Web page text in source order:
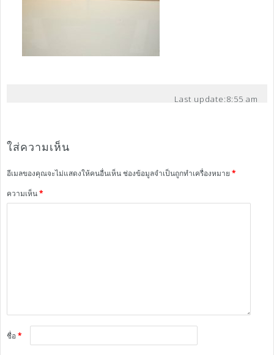
Last update:8:55 am
ใส่ความเห็น
อีเมลของคุณจะไม่แสดงให้คนอื่นเห็นช่องข้อมูลจำเป็นถูกทำเครื่องหมาย *
ความเห็น*
ชื่อ*